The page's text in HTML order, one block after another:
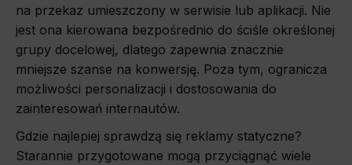
na przekaz umieszczony w serwisie lub aplikacji. Nie
jest ona kierowana bezpośrednio do ściśle określonej
grupy docelowej, dlatego zapewnia znacznie
mniejsze szanse na konwersję. Poza tym, ogranicza
możliwości personalizacji i dostosowania do
zainteresowań internautów.
Gdzie najlepiej sprawdzą się reklamy statyczne?
Starannie przygotowane mogą przyciągnąć wiele